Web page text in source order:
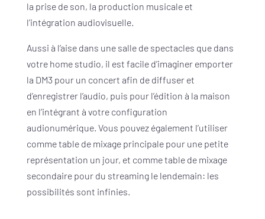
la prise de son, la production musicale et
l’intégration audiovisuelle.
Aussi à l’aise dans une salle de spectacles que dans
votre home studio, il est facile d’imaginer emporter
la DM3 pour un concert afin de diffuser et
d’enregistrer l’audio, puis pour l’édition à la maison
en l’intégrant à votre configuration
audionumérique. Vous pouvez également l’utiliser
comme table de mixage principale pour une petite
représentation un jour, et comme table de mixage
secondaire pour du streaming le lendemain: les
possibilités sont infinies.